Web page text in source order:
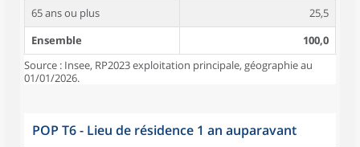
65 ans ou plus
25,5
Ensemble
100,0
Source : Insee, RP2023 exploitation principale, géographie au
01/01/2026.
POP T6 - Lieu de résidence 1 an auparavant